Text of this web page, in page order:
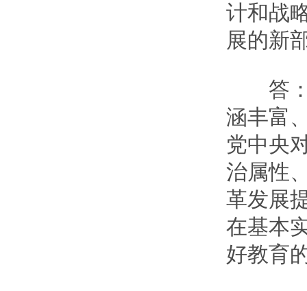
计和战
展的新
答：
涵丰富
党中央
治属性
革发展
在基本
好教育